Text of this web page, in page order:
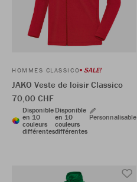
HOMMES CLASSICO SALE!
JAKO Veste de loisir Classico
70,00 CHF
Disponible
en 10
couleurs
différentes
Disponible
en 10
couleurs
différentes
Personnalisable